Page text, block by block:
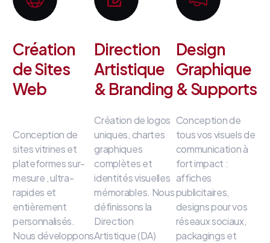
Création
de Sites
Web
Conception de
sites vitrines et
plateformes sur-
mesure , ultra-
rapides et
entièrement
personnalisés.
Nous développons
Direction
Artistique
& Branding
Création de logos
uniques, chartes
graphiques
complètes et
identités visuelles
mémorables. Nous
définissons la
Direction
Artistique (DA)
Design
Graphique
& Supports
Conception de
tous vos visuels de
communication à
fort impact :
affiches
publicitaires,
designs pour vos
réseaux sociaux,
packagings et